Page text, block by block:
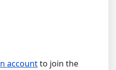
accountto join the